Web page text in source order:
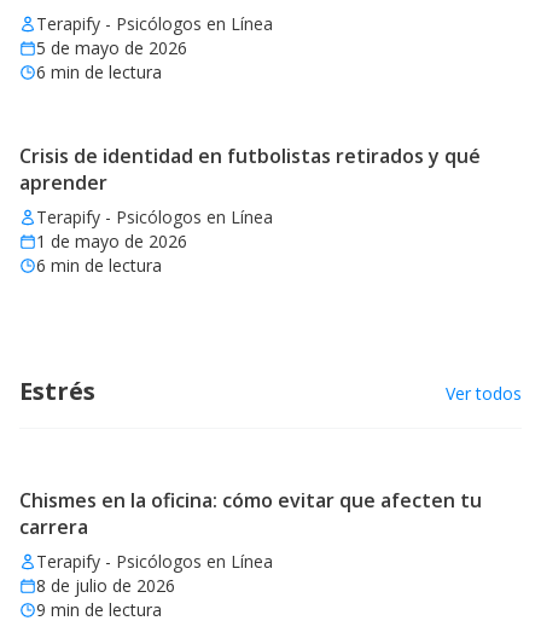
Terapify - Psicólogos en Línea
5 de mayo de 2026
6 min de lectura
Crisis de identidad en futbolistas retirados y qué
aprender
Terapify - Psicólogos en Línea
1 de mayo de 2026
6 min de lectura
Estrés Ver todos
Chismes en la oficina: cómo evitar que afecten tu
carrera
Terapify - Psicólogos en Línea
8 de julio de 2026
9 min de lectura